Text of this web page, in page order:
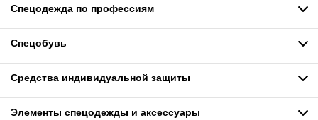
Спецодежда по профессиям
Спецобувь
Средства индивидуальной защиты
Элементы спецодежды и аксессуары